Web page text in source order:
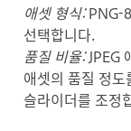
애셋 형식:PNG-
선택합니다.
품질 비율:JPEG
애셋의 품질 정
슬라이더를 조정